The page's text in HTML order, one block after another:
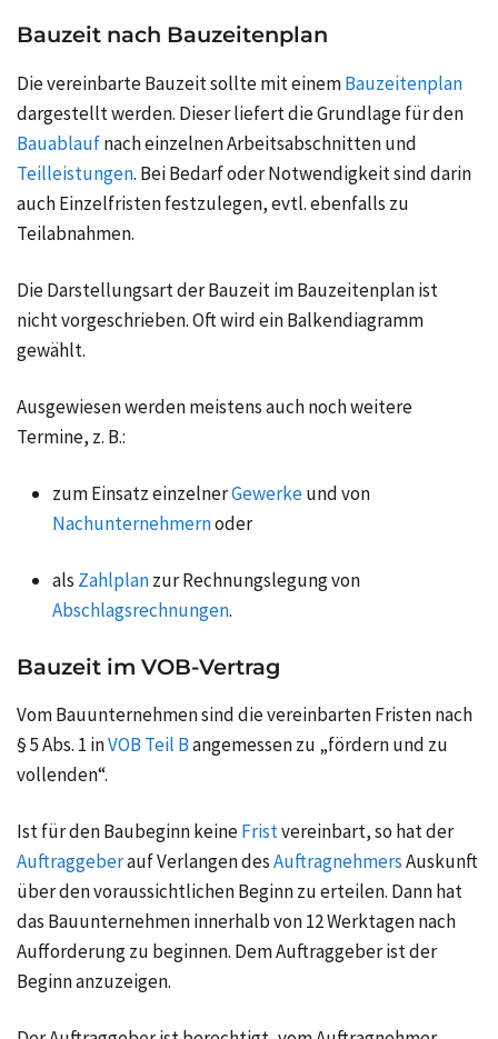
Bauzeit nach Bauzeitenplan
Die vereinbarte Bauzeit sollte mit einemBauzeitenplan
dargestellt werden. Dieser liefert die Grundlage für den
Bauablaufnach einzelnen Arbeitsabschnitten und
Teilleistungen. Bei Bedarf oder Notwendigkeit sind darin
auch Einzelfristen festzulegen, evtl. ebenfalls zu
Teilabnahmen.
Die Darstellungsart der Bauzeit im Bauzeitenplan ist
nicht vorgeschrieben. Oft wird ein Balkendiagramm
gewählt.
Ausgewiesen werden meistens auch noch weitere
Termine, z. B.:
zum Einsatz einzelnerGewerkeund von
Nachunternehmernoder
als Zahlplanzur Rechnungslegung von
Abschlagsrechnungen.
Bauzeit im VOB-Vertrag
Vom Bauunternehmen sind die vereinbarten Fristen nach
§ 5 Abs. 1 inVOB Teil Bangemessen zu „fördern und zu
vollenden“.
Ist für den Baubeginn keineFristvereinbart, so hat der
Auftraggeberauf Verlangen desAuftragnehmersAuskunft
über den voraussichtlichen Beginn zu erteilen. Dann hat
das Bauunternehmen innerhalb von 12 Werktagen nach
Aufforderung zu beginnen. Dem Auftraggeber ist der
Beginn anzuzeigen.